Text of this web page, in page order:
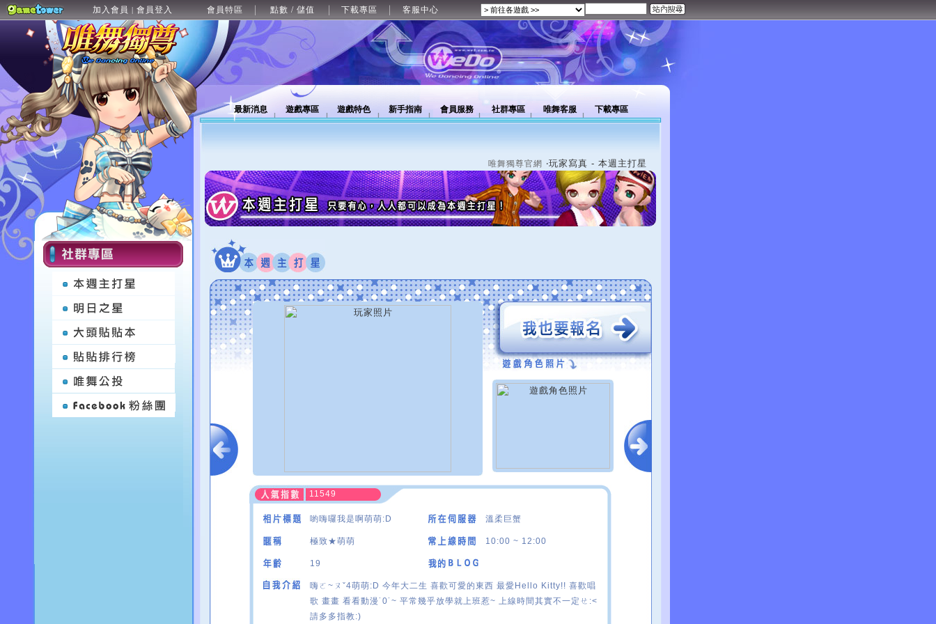
加入會員 | 會員登入 會員特區 點數 / 儲值 下載專區 客服中心
最新消息 遊戲專區 遊戲特色 新手指南 會員服務 社群專區 唯舞客服 下載專區
唯舞獨尊官網 ‧玩家寫真 - 本週主打星
11549
喲嗨囉我是啊萌萌:D 溫柔巨蟹
極致★萌萌 10:00 ~ 12:00
19
嗨ㄛ~ㄡˇ4萌萌:D 今年大二生 喜歡可愛的東西 最愛Hello Kitty!! 喜歡唱
歌 畫畫 看看動漫˙0˙~ 平常幾乎放學就上班惹~ 上線時間其實不一定ㄝ:<
請多多指教:)